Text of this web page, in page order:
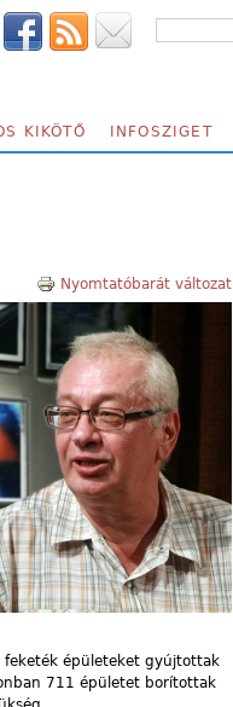
KIKÖTŐ INFOSZIGET
Nyomtatóbarát változat
feketék épületeket gyújtottak
711 épületet borítottak